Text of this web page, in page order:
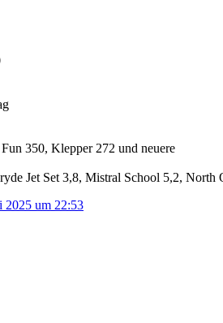
350, Klepper 272 und neuere
Jet Set 3,8, Mistral School 5,2, North
2025 um 22:53